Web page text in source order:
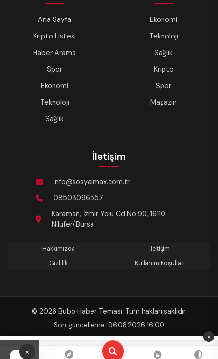
Ana Sayfa
Kripto Listesi
Haber Arama
Spor
Ekonomi
Teknoloji
Sağlık
Ekonomi
Teknoloji
Sağlık
Kripto
Spor
Magazin
İletişim
info@sosyalmax.com.tr
08503096557
Karaman, İzmir Yolu Cd No:90, 16110
Ni̇lüfer/Bursa
Hakkımızda
İletişim
Gizlilik
Kullanım Koşulları
© 2026 Bubo Haber Teması. Tüm hakları saklıdır.
Son güncelleme: 06.08.2026 16:00
REKLAM
×
×